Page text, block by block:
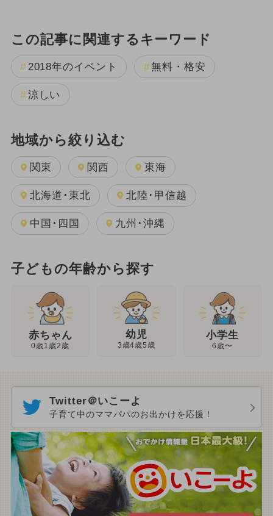
この記事に関連するキーワード
2018年のイベント 無料・格安
涼しい
地域から絞り込む
関東 関西 東海
北海道･東北 北陸･甲信越
中国･四国 九州･沖縄
子どもの年齢から探す
赤ちゃん
0歳1歳2歳
幼児
3歳4歳5歳
小学生
6歳〜
Twitter＠いこーよ
子育て中のママパパのお出かけを応援！